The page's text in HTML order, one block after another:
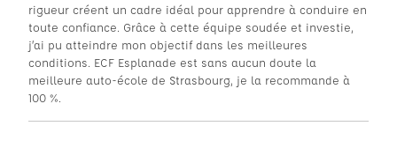
rigueur créent un cadre idéal pour apprendre à conduire en
toute confiance. Grâce à cette équipe soudée et investie,
j’ai pu atteindre mon objectif dans les meilleures
conditions. ECF Esplanade est sans aucun doute la
meilleure auto-école de Strasbourg, je la recommande à
100 %.